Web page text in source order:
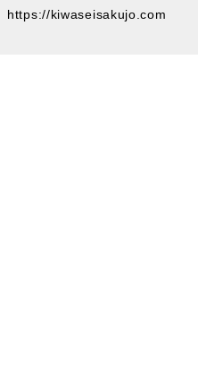
https://kiwaseisakujo.com